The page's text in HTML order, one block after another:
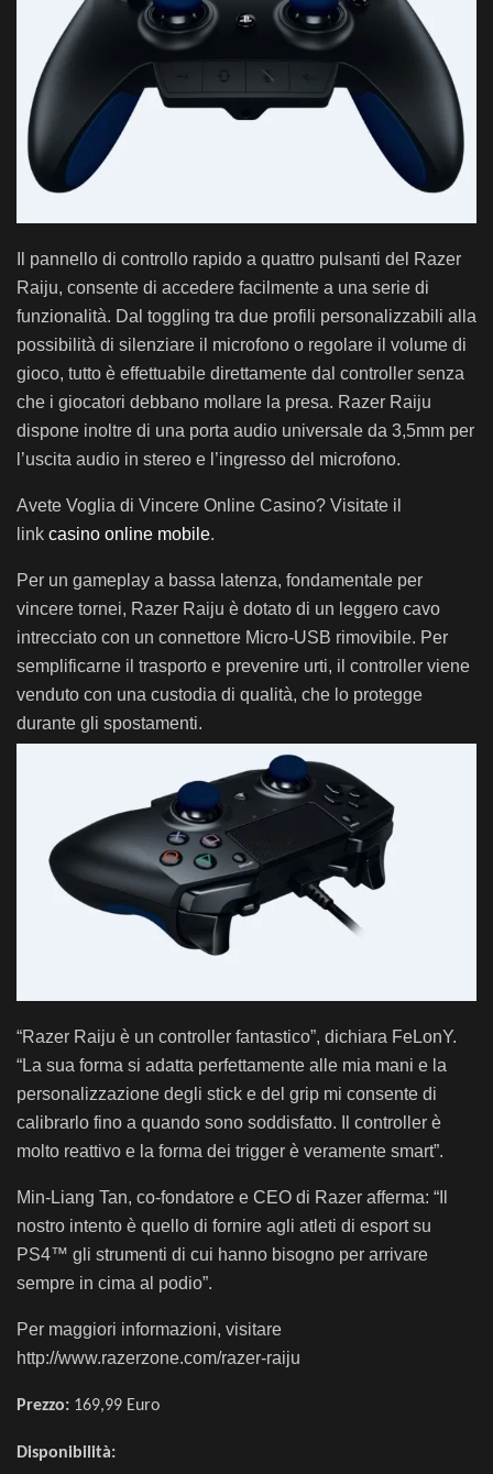
Il pannello di controllo rapido a quattro pulsanti del Razer
Raiju, consente di accedere facilmente a una serie di
funzionalità. Dal toggling tra due profili personalizzabili alla
possibilità di silenziare il microfono o regolare il volume di
gioco, tutto è effettuabile direttamente dal controller senza
che i giocatori debbano mollare la presa. Razer Raiju
dispone inoltre di una porta audio universale da 3,5mm per
l’uscita audio in stereo e l’ingresso del microfono.
Avete Voglia di Vincere Online Casino? Visitate il
link casino online mobile.
Per un gameplay a bassa latenza, fondamentale per
vincere tornei, Razer Raiju è dotato di un leggero cavo
intrecciato con un connettore Micro-USB rimovibile. Per
semplificarne il trasporto e prevenire urti, il controller viene
venduto con una custodia di qualità, che lo protegge
durante gli spostamenti.
“Razer Raiju è un controller fantastico”, dichiara FeLonY.
“La sua forma si adatta perfettamente alle mia mani e la
personalizzazione degli stick e del grip mi consente di
calibrarlo fino a quando sono soddisfatto. Il controller è
molto reattivo e la forma dei trigger è veramente smart”.
Min-Liang Tan, co-fondatore e CEO di Razer afferma: “Il
nostro intento è quello di fornire agli atleti di esport su
PS4™ gli strumenti di cui hanno bisogno per arrivare
sempre in cima al podio”.
Per maggiori informazioni, visitare
http://www.razerzone.com/razer-raiju
Prezzo: 169,99 Euro
Disponibilità: